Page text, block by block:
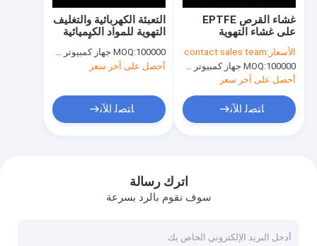
التعبئة الكهربائية والتغليف
التهوية للمواد الكيميائية
التهوية MOQ:100000 جهاز كمبيوتر شخصى
أحصل على آخر سعر
ﺎﺘﺼﻟ ﺍﻶﻧ
غشاء القرص EPTFE
على غشاء التهوية
والغشاء للتعبئة والإغلاق
للمواد الكيميائية الصناعية
الأسعار:contact sales team
MOQ:100000 جهاز كمبيوتر شخصى
أحصل على آخر سعر
ﺎﺘﺼﻟ ﺍﻶﻧ
اترك رسالة
سوف نقوم بالرد بسرعة